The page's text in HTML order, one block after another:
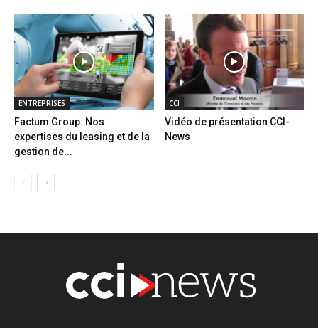
ENTREPRISES
Factum Group: Nos
expertises du leasing et de la
gestion de...
CCI
Vidéo de présentation CCI-
News